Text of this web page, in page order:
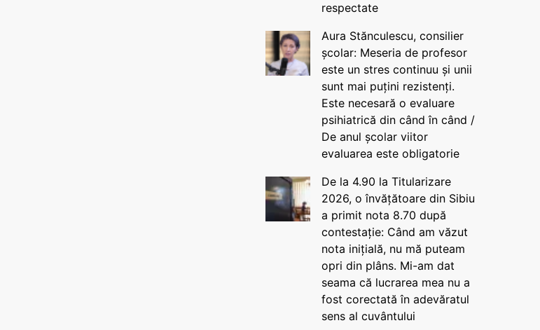
respectate
Aura Stănculescu, consilier
școlar: Meseria de profesor
este un stres continuu și unii
sunt mai puțini rezistenți.
Este necesară o evaluare
psihiatrică din când în când /
De anul școlar viitor
evaluarea este obligatorie
De la 4.90 la Titularizare
2026, o învățătoare din Sibiu
a primit nota 8.70 după
contestație: Când am văzut
nota inițială, nu mă puteam
opri din plâns. Mi-am dat
seama că lucrarea mea nu a
fost corectată în adevăratul
sens al cuvântului